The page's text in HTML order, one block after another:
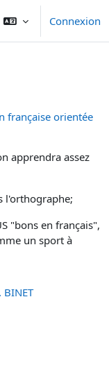
Connexion
française orientée
apprendra assez
l'orthographe;
"bons en français",
un sport à
BINET